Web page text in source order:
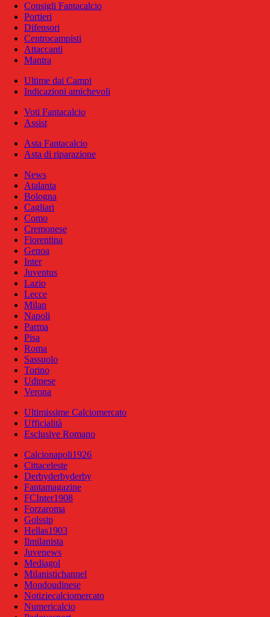
Consigli Fantacalcio
Portieri
Difensori
Centrocampisti
Attaccanti
Mantra
Ultime dai Campi
Indicazioni amichevoli
Voti Fantacalcio
Assist
Asta Fantacalcio
Asta di riparazione
News
Atalanta
Bologna
Cagliari
Como
Cremonese
Fiorentina
Genoa
Inter
Juventus
Lazio
Lecce
Milan
Napoli
Parma
Pisa
Roma
Sassuolo
Torino
Udinese
Verona
Ultimissime Calciomercato
Ufficialità
Esclusive Romano
Calcionapoli1926
Cittaceleste
Derbyderbyderby
Fantamagazine
FCInter1908
Forzaroma
Golssip
Hellas1903
Ilmilanista
Juvenews
Mediagol
Milanistichannel
Mondoudinese
Notiziecalciomercato
Numericalcio